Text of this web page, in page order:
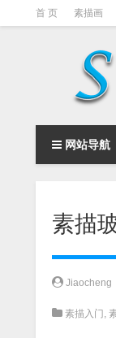
首 页 素描画
素描视频教程
网站导航
素描
Jiaocheng
素描入门 ,